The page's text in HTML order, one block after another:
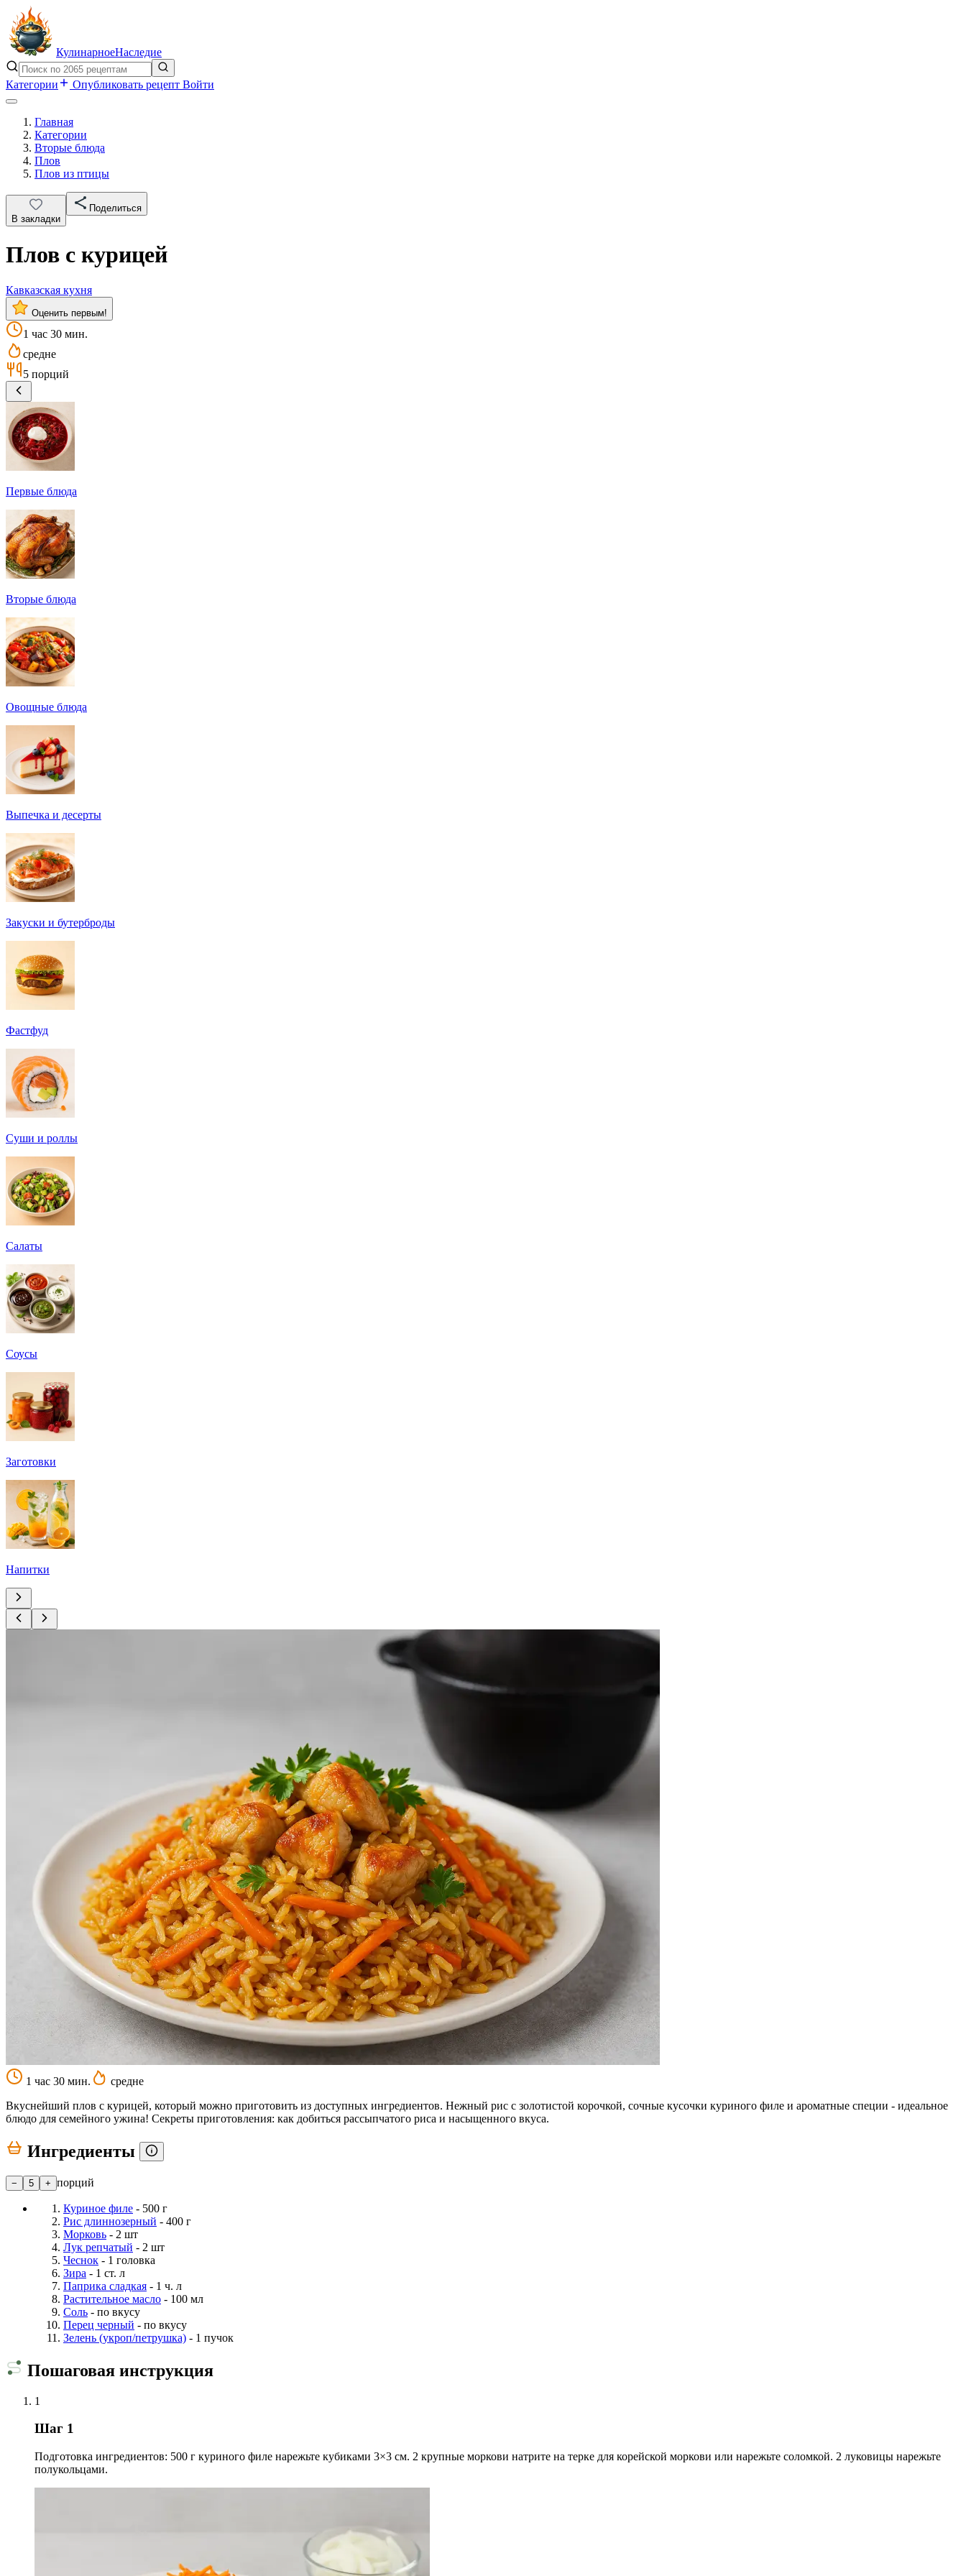
КулинарноеНаследие
Категории Опубликовать рецепт Войти
Главная
Категории
Вторые блюда
Плов
Плов из птицы
В закладки
Поделиться
Плов с курицей
Кавказская кухня
Оценить первым!
1 час 30 мин.
средне
5 порций
Первые блюда
Вторые блюда
Овощные блюда
Выпечка и десерты
Закуски и бутерброды
Фастфуд
Суши и роллы
Салаты
Соусы
Заготовки
Напитки
1 час 30 мин.
средне
Вкуснейший плов с курицей, который можно приготовить из доступных ингредиентов. Нежный рис с золотистой корочкой, сочные кусочки куриного филе и ароматные специи - идеальное
блюдо для семейного ужина! Секреты приготовления: как добиться рассыпчатого риса и насыщенного вкуса.
Ингредиенты
− 5 + порций
Куриное филе - 500 г
Рис длиннозерный - 400 г
Морковь - 2 шт
Лук репчатый - 2 шт
Чеснок - 1 головка
Зира - 1 ст. л
Паприка сладкая - 1 ч. л
Растительное масло - 100 мл
Соль - по вкусу
Перец черный - по вкусу
Зелень (укроп/петрушка) - 1 пучок
Пошаговая инструкция
1
Шаг 1
Подготовка ингредиентов: 500 г куриного филе нарежьте кубиками 3×3 см. 2 крупные моркови натрите на терке для корейской моркови или нарежьте соломкой. 2 луковицы нарежьте
полукольцами.